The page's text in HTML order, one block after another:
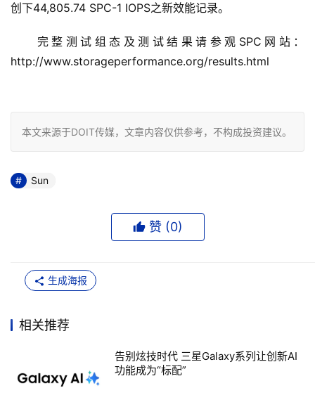
创下44,805.74 SPC-1 IOPS之新效能记录。
完整测试组态及测试结果请参观SPC网站：
http://www.storageperformance.org/results.html
本文来源于DOIT传媒，文章内容仅供参考，不构成投资建议。
Sun
赞 (0)
生成海报
相关推荐
告别炫技时代 三星Galaxy系列让创新AI
功能成为“标配”